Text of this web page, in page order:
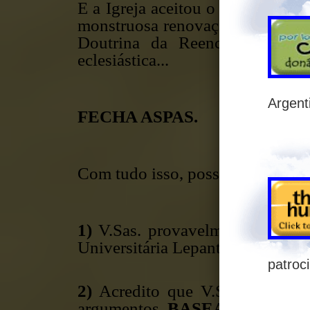
E a Igreja aceitou o edito de
monstruosa renovação, será
Doutrina da Reencarnação
eclesiástica...
FECHA ASPAS.
Com tudo isso, posso concluir
1) V.Sas. provavelmente têm
Universitária Lepanto, o texto
2) Acredito que V.Sas. não